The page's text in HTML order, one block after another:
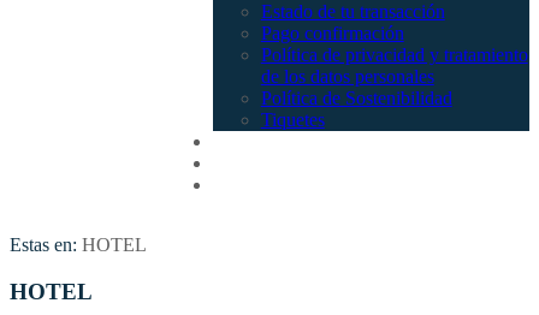
Estado de tu transacción
Pago confirmación
Política de privacidad y tratamiento
de los datos personales
Política de Sostenibilidad
Tiquetes
Estas en: HOTEL
HOTEL